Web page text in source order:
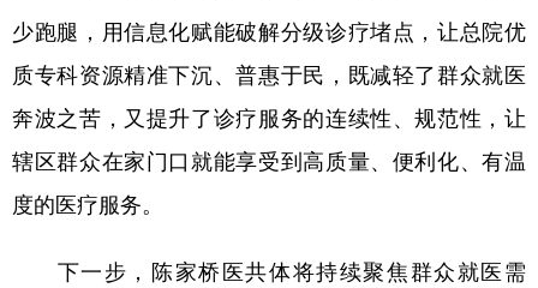
少跑腿，用信息化赋能破解分级诊疗堵点，让总院优
质专科资源精准下沉、普惠于民，既减轻了群众就医
奔波之苦，又提升了诊疗服务的连续性、规范性，让
辖区群众在家门口就能享受到高质量、便利化、有温
度的医疗服务。
下一步，陈家桥医共体将持续聚焦群众就医需